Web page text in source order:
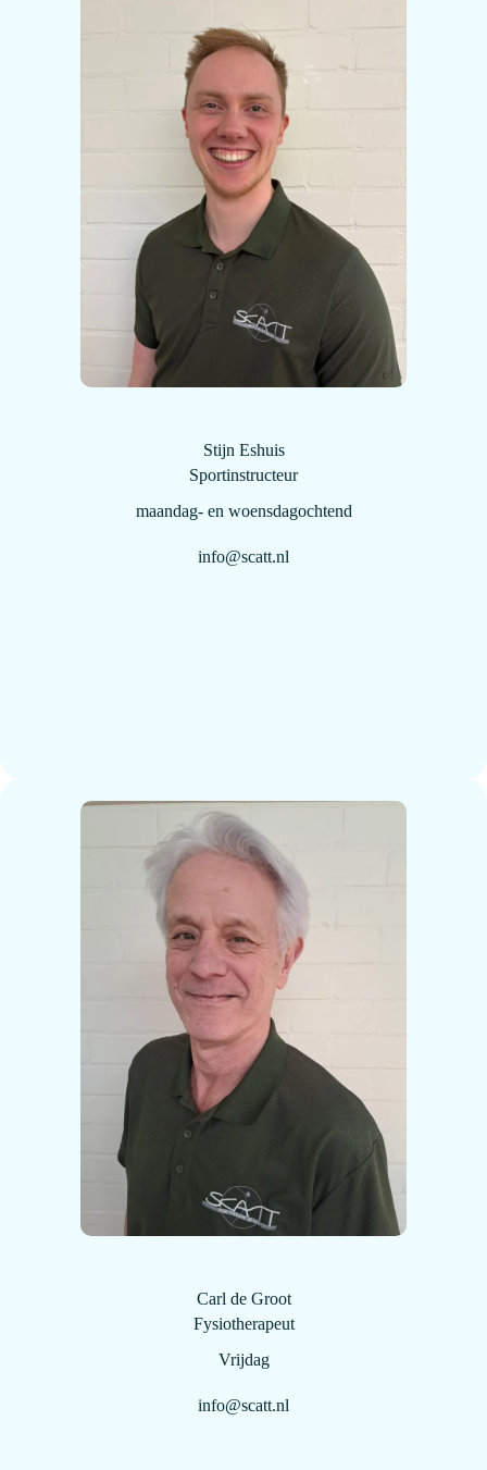
Stijn Eshuis
Sportinstructeur
maandag- en woensdagochtend
info@scatt.nl
Carl de Groot
Fysiotherapeut
Vrijdag
info@scatt.nl